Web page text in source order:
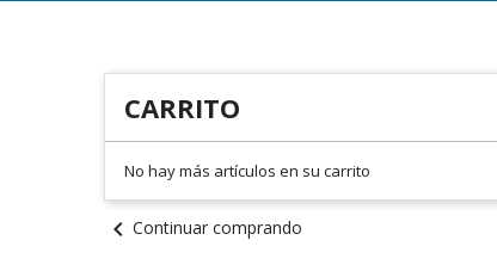
CARRITO
No hay más artículos en su carrito
chevron_left Continuar comprando